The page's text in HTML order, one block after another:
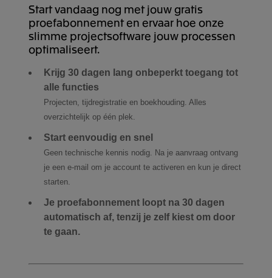
Start vandaag nog met jouw gratis
proefabonnement en ervaar hoe onze
slimme projectsoftware jouw processen
optimaliseert.
Krijg 30 dagen lang onbeperkt toegang tot
alle functies
Projecten, tijdregistratie en boekhouding. Alles
overzichtelijk op één plek.
Start eenvoudig en snel
Geen technische kennis nodig. Na je aanvraag ontvang
je een e-mail om je account te activeren en kun je direct
starten.
Je proefabonnement loopt na 30 dagen
automatisch af, tenzij je zelf kiest om door
te gaan.